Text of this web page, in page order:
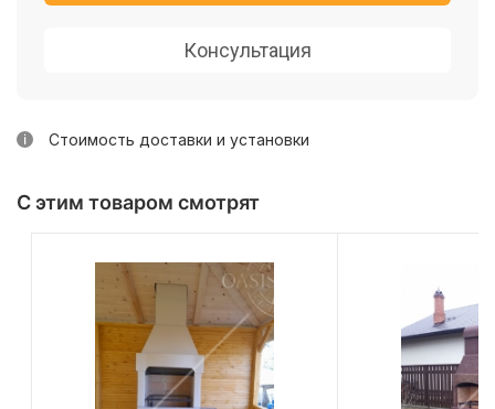
Консультация
Стоимость доставки и установки
С этим товаром смотрят